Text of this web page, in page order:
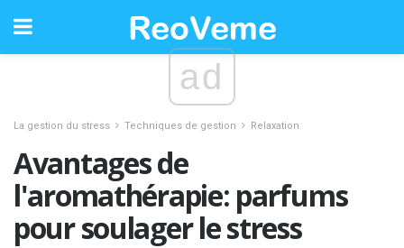
ad
La gestion du stress Techniques de gestion Relaxation
Avantages de
l'aromathérapie: parfums
pour soulager le stress